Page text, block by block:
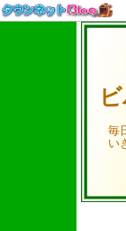
毎
い